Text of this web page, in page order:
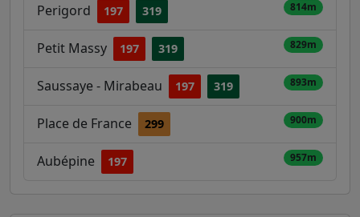
Perigord 197 319 814m
Petit Massy 197 319 829m
Saussaye - Mirabeau 197 319 893m
Place de France 299 900m
Aubépine 197 957m